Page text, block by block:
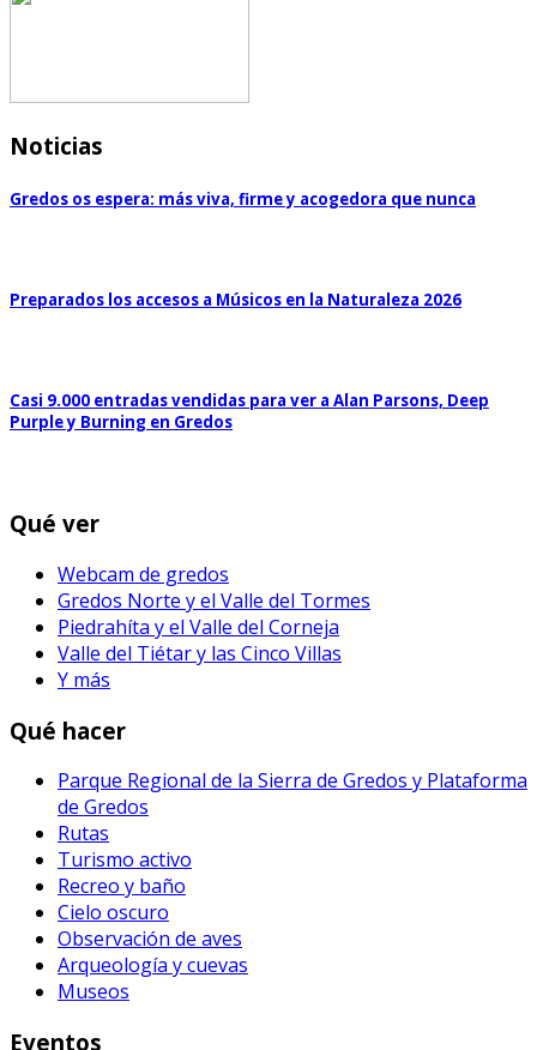
Noticias
Gredos os espera: más viva, firme y acogedora que nunca
Preparados los accesos a Músicos en la Naturaleza 2026
Casi 9.000 entradas vendidas para ver a Alan Parsons, Deep
Purple y Burning en Gredos
Qué ver
Webcam de gredos
Gredos Norte y el Valle del Tormes
Piedrahíta y el Valle del Corneja
Valle del Tiétar y las Cinco Villas
Y más
Qué hacer
Parque Regional de la Sierra de Gredos y Plataforma
de Gredos
Rutas
Turismo activo
Recreo y baño
Cielo oscuro
Observación de aves
Arqueología y cuevas
Museos
Eventos